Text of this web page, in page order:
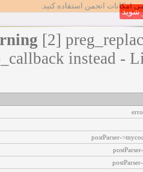
امکانات انجمن استفاده کنید.
[2]
instead -
postParser-